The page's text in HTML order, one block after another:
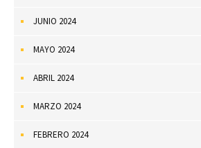
JUNIO 2024
MAYO 2024
ABRIL 2024
MARZO 2024
FEBRERO 2024